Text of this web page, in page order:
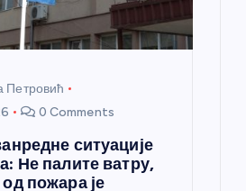
Петровић
0 Comments
ситуације
Не палите ватру,
пожара је